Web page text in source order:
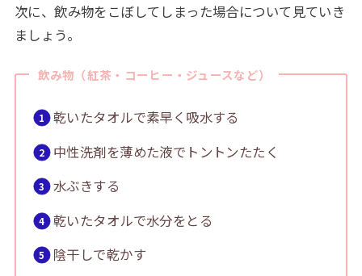
次に、飲み物をこぼしてしまった場合について見ていき
ましょう。
飲み物（紅茶・コーヒー・ジュースなど）
乾いたタオルで素早く吸水する
中性洗剤を薄めた液でトントンたたく
水ぶきする
乾いたタオルで水分をとる
陰干しで乾かす